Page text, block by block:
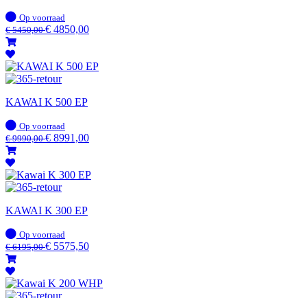
Op
voorraad
Op voorraad
€5450,00€ 4850,00
KAWAI K 500 EP
Op
voorraad
Op voorraad
€9990,00€ 8991,00
KAWAI K 300 EP
Op
voorraad
Op voorraad
€6195,00€ 5575,50